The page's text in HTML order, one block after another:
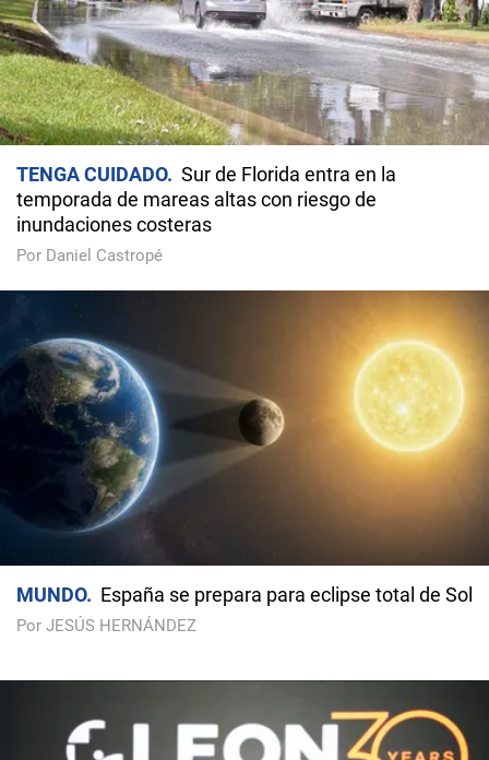
TENGA CUIDADO
Sur de Florida entra en la
temporada de mareas altas con riesgo de
inundaciones costeras
Por Daniel Castropé
MUNDO España se prepara para eclipse total de Sol
Por JESÚS HERNÁNDEZ